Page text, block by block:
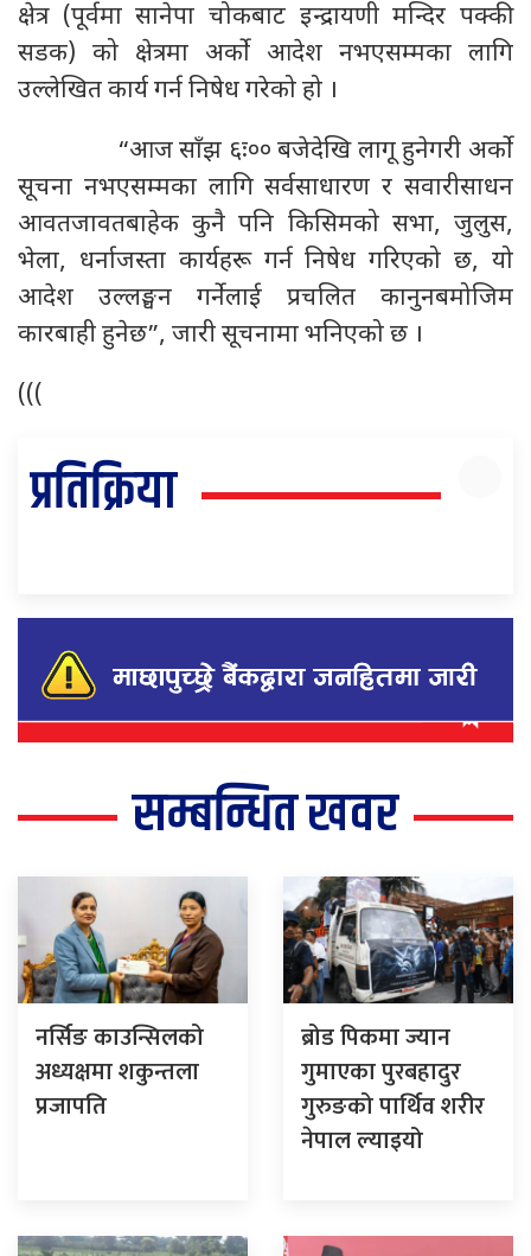
क्षेत्र (पूर्वमा सानेपा चोकबाट इन्द्रायणी मन्दिर पक्की
सडक) को क्षेत्रमा अर्को आदेश नभएसम्मका लागि
उल्लेखित कार्य गर्न निषेध गरेको हो ।
“आज साँझ ६ः०० बजेदेखि लागू हुनेगरी अर्को
सूचना नभएसम्मका लागि सर्वसाधारण र सवारीसाधन
आवतजावतबाहेक कुनै पनि किसिमको सभा, जुलुस,
भेला, धर्नाजस्ता कार्यहरू गर्न निषेध गरिएको छ, यो
आदेश उल्लङ्घन गर्नेलाई प्रचलित कानुनबमोजिम
कारबाही हुनेछ”, जारी सूचनामा भनिएको छ ।
(((
प्रतिक्रिया
सम्बन्धित खवर
नर्सिङ काउन्सिलको
अध्यक्षमा शकुन्तला
प्रजापति
ब्रोड पिकमा ज्यान
गुमाएका पुरबहादुर
गुरुङको पार्थिव शरीर
नेपाल ल्याइयो